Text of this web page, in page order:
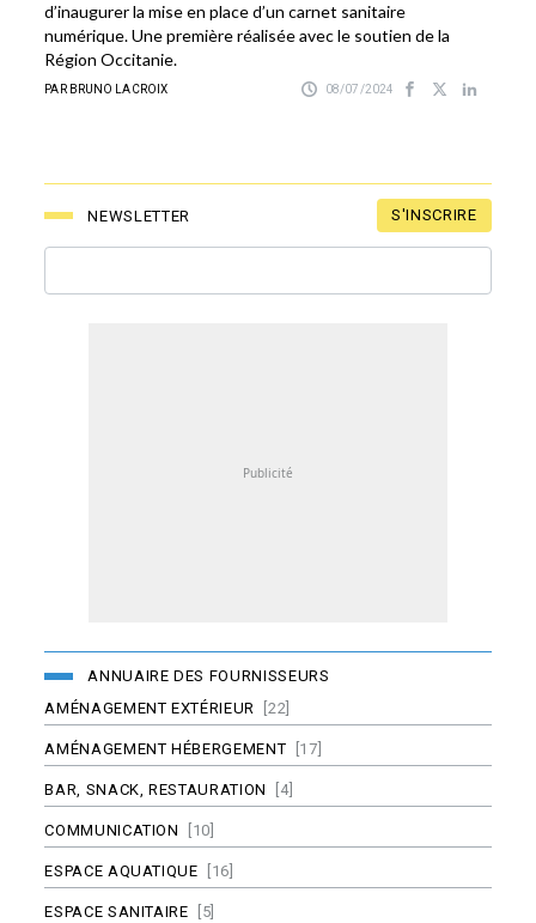
d’inaugurer la mise en place d’un carnet sanitaire
numérique. Une première réalisée avec le soutien de la
Région Occitanie.
PAR BRUNO LACROIX 08/07/2024
NEWSLETTER S'INSCRIRE
ANNUAIRE DES FOURNISSEURS
AMÉNAGEMENT EXTÉRIEUR [22]
AMÉNAGEMENT HÉBERGEMENT [17]
BAR, SNACK, RESTAURATION [4]
COMMUNICATION [10]
ESPACE AQUATIQUE [16]
ESPACE SANITAIRE [5]